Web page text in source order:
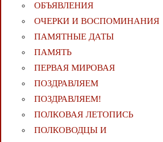
ОБЪЯВЛЕНИЯ
ОЧЕРКИ И ВОСПОМИНАНИЯ
ПАМЯТНЫЕ ДАТЫ
ПАМЯТЬ
ПЕРВАЯ МИРОВАЯ
ПОЗДРАВЛЯЕМ
ПОЗДРАВЛЯЕМ!
ПОЛКОВАЯ ЛЕТОПИСЬ
ПОЛКОВОДЦЫ И